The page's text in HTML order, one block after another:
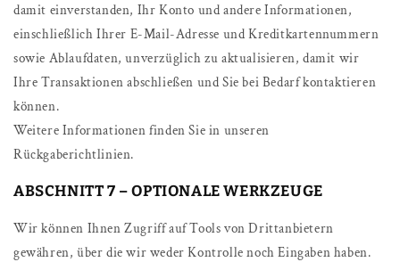
damit einverstanden, Ihr Konto und andere Informationen,
einschließlich Ihrer E-Mail-Adresse und Kreditkartennummern
sowie Ablaufdaten, unverzüglich zu aktualisieren, damit wir
Ihre Transaktionen abschließen und Sie bei Bedarf kontaktieren
können.
Weitere Informationen finden Sie in unseren
Rückgaberichtlinien.
ABSCHNITT 7 – OPTIONALE WERKZEUGE
Wir können Ihnen Zugriff auf Tools von Drittanbietern
gewähren, über die wir weder Kontrolle noch Eingaben haben.